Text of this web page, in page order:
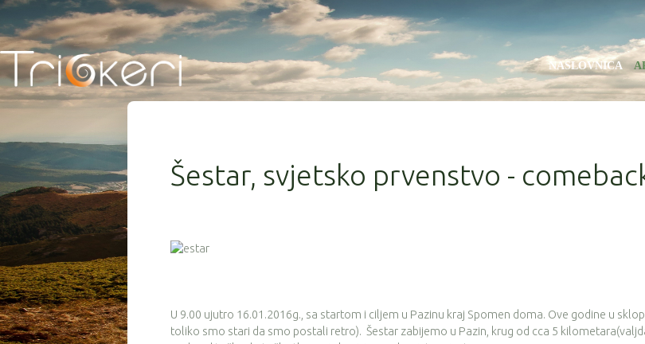
NASLOVNICA
Šestar, svjetsko prvenstvo -
U 9.00 ujutro 16.01.2016g., sa startom i ciljem u Pazinu kraj Spomen doma. Ove godine u
toliko smo stari da smo postali retro). Šestar zabijemo u Pazin, krug od cca 5